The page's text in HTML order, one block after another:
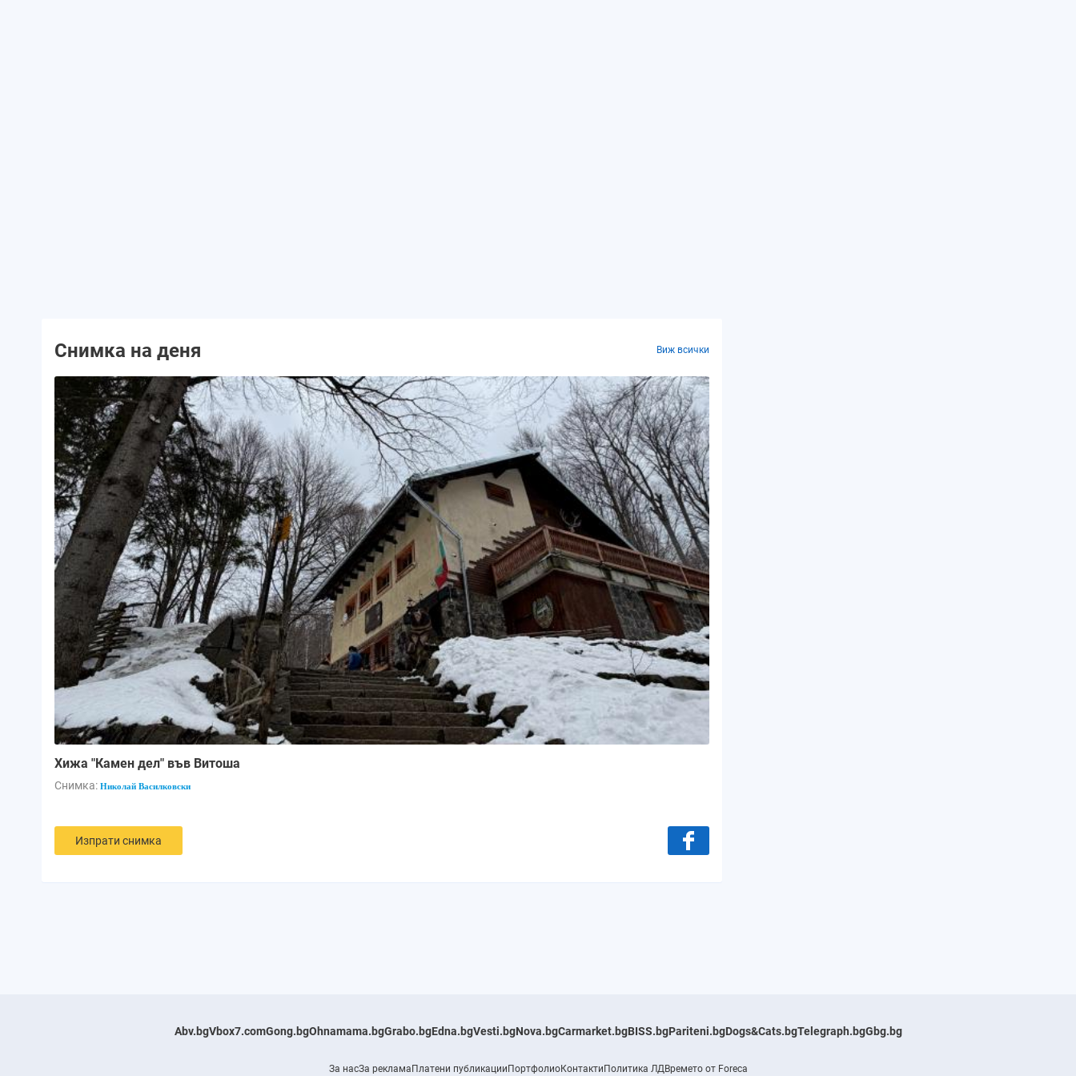
Снимка на деня Виж всички
Хижа "Камен дел" във Витоша
Снимка: Николай Василковски
Изпрати снимка
Abv.bgVbox7.comGong.bgOhnamama.bgGrabo.bgEdna.bgVesti.bgNova.bgCarmarket.bgBISS.bgPariteni.bgDogs&Cats.bgTelegraph.bgGbg.bg
За насЗа рекламаПлатени публикацииПортфолиоКонтактиПолитика ЛДВремето от Foreca